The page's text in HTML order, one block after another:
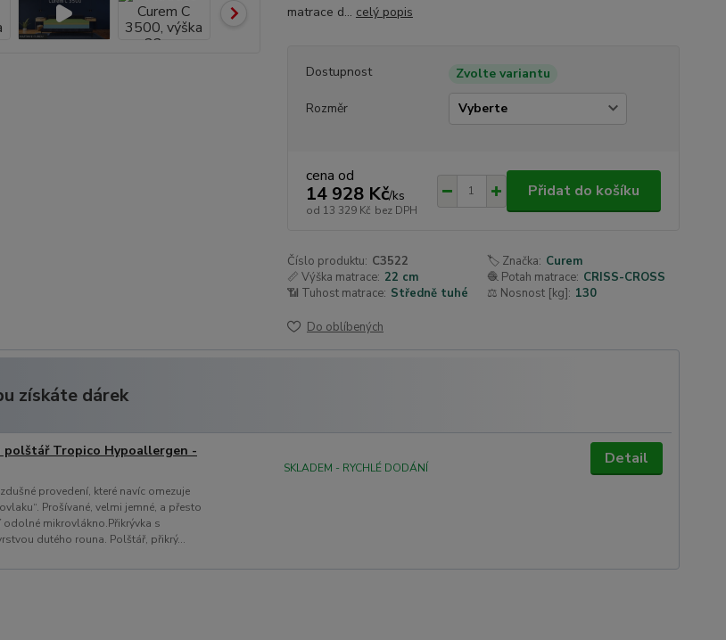
matrace d... celý popis
Dostupnost Zvolte variantu
Rozměr
cena od
14 928 Kč/ks
od 13 329 Kč bez DPH
Přidat do košíku
Číslo produktu: C3522 🏷️ Značka: Curem
📏 Výška matrace: 22 cm 🧶 Potah matrace: CRISS-CROSS
📶 Tuhost matrace: Středně tuhé ⚖️ Nosnost [kg]: 130
Do oblíbených
získáte dárek
polštář Tropico Hypoallergen -
provedení, které navíc omezuje
Prošívané, velmi jemné, a přesto
odolné mikrovlákno.Přikrývka s
dutého rouna. Polštář, přikrý...
SKLADEM - RYCHLÉ DODÁNÍ Detail